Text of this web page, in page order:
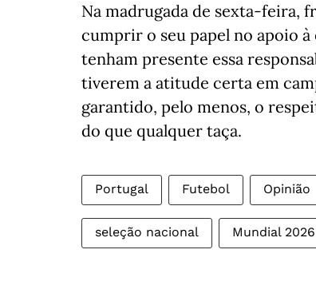
Na madrugada de sexta-feira,
cumprir o seu papel no apoio à
tenham presente essa
tiverem a atitude certa em
garantido, pelo menos, o
do que qualquer taça.
Portugal Futebol Opinião
seleção nacional Mundial 2026